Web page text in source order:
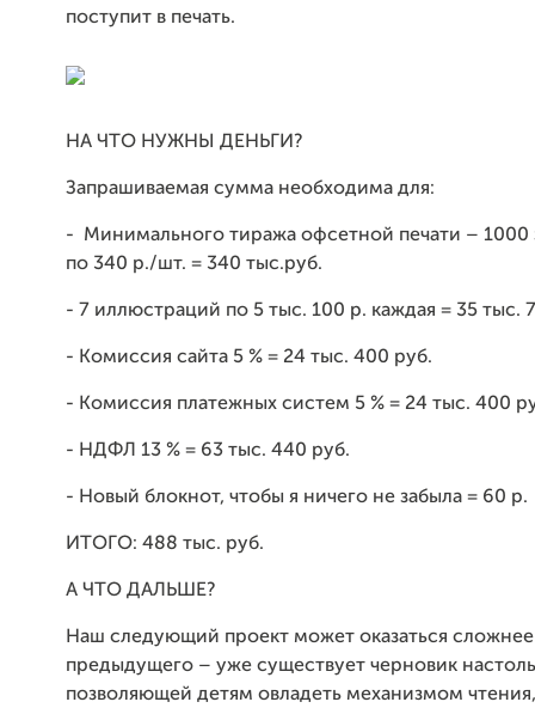
поступит в печать.
НА ЧТО НУЖНЫ ДЕНЬГИ?
Запрашиваемая сумма необходима для:
-
Минимального тиража офсетной печати – 1000
по 340 р./шт. = 340 тыс.руб.
- 7 иллюстраций по 5 тыс. 100 р. каждая = 35 тыс.
- Комиссия сайта 5 % = 24 тыс. 400 руб.
- Комиссия платежных систем 5 % = 24 тыс. 400
- НДФЛ 13 % = 63 тыс. 440 руб.
- Новый блокнот, чтобы я ничего не забыла = 60 р.
ИТОГО: 488 тыс. руб.
А ЧТО ДАЛЬШЕ?
Наш следующий проект может оказаться
предыдущего – уже существует черновик
позволяющей детям овладеть механизмом